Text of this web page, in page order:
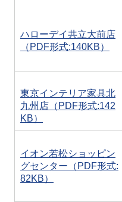
ハローデイ共立大前店
（PDF形式:140KB）
東京インテリア家具北
九州店（PDF形式:142
KB）
イオン若松ショッピン
グセンター（PDF形式:
82KB）